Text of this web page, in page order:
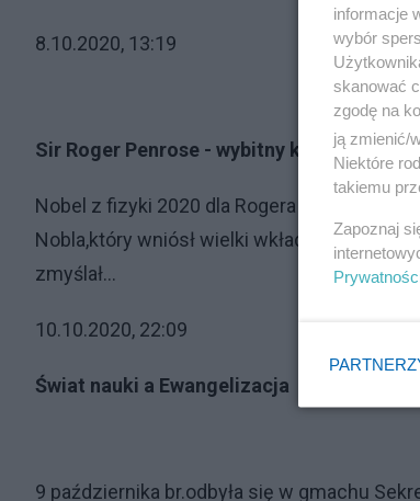
8.10.2020, 13:19
Sir Roger Penrose - wybitny kontynuator
Nobel z fizyki 2020 dla Rogera Penrose
Nobla,który wniósł wielki wkład do
zmyślał...
10.10.2020, 22:09
Świat nauki a Ewangelizacja
9 października br.odbyła się w gmachu
informacje
wybór
skanować
zgodę na
ją zmienić/
Niektóre
takiemu
Zapoznaj